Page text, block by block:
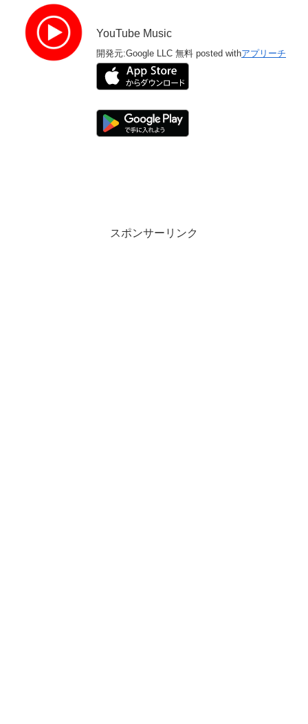
YouTube Music
開発元:Google LLC 無料 posted withアプリーチ
スポンサーリンク